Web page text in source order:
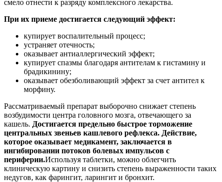
смело отнести к разряду комплексного лекарства.
При их приеме достигается следующий эффект:
купирует воспалительный процесс;
устраняет отечность;
оказывает антиаллергический эффект;
купирует спазмы благодаря антителам к гистамину и
брадикинину;
оказывает обезболивающий эффект за счет антител к
морфину.
Рассматриваемый препарат выборочно снижает степень
возбудимости центра головного мозга, отвечающего за
кашель. Достигается предельно быстрое торможение
центральных звеньев кашлевого рефлекса. Действие,
которое оказывает медикамент, заключается в
ингибировании потоков болевых импульсов с
периферии.Используя таблетки, можно облегчить
клиническую картину и снизить степень выраженности таких
недугов, как фарингит, ларингит и бронхит.